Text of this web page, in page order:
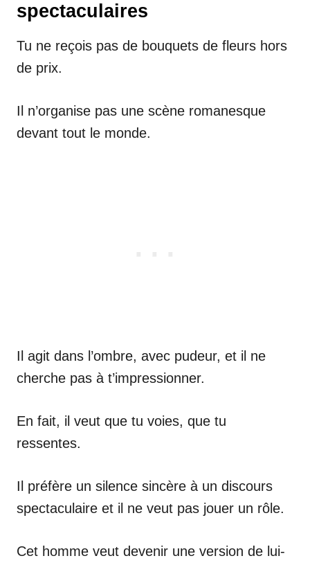
spectaculaires
Tu ne reçois pas de bouquets de fleurs hors
de prix.
Il n’organise pas une scène romanesque
devant tout le monde.
Il agit dans l’ombre, avec pudeur, et il ne
cherche pas à t’impressionner.
En fait, il veut que tu voies, que tu
ressentes.
Il préfère un silence sincère à un discours
spectaculaire et il ne veut pas jouer un rôle.
Cet homme veut devenir une version de lui-